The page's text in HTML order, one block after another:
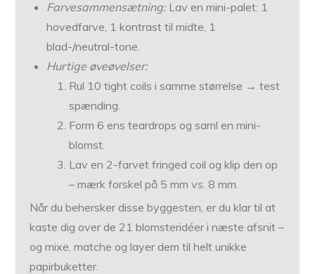
Farvesammensætning:Lav en mini-palet: 1
hovedfarve, 1 kontrast til midte, 1
blad-/neutral-tone.
Hurtige øveøvelser:
Rul 10 tight coils i samme størrelse → test
spænding.
Form 6 ens teardrops og saml en mini-
blomst.
Lav en 2-farvet fringed coil og klip den op
– mærk forskel på 5 mm vs. 8 mm.
Når du behersker disse byggesten, er du klar til at
kaste dig over de 21 blomsteridéer i næste afsnit –
og mixe, matche og layer dem til helt unikke
papirbuketter.